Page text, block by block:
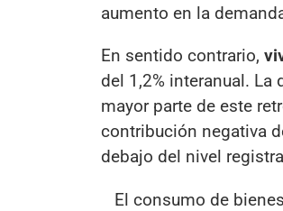
aumento en la
En sentido contrario,
del 1,2% interanual. La
mayor parte de este
contribución negativa
debajo del nivel
El consumo de